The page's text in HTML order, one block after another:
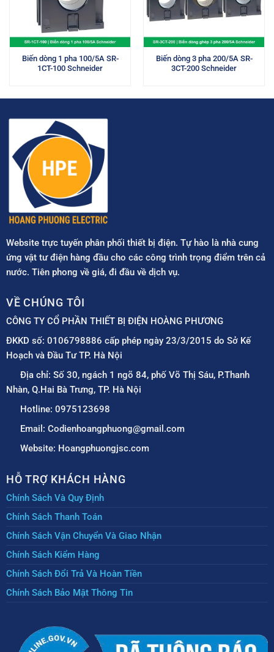
Biến dòng 1 pha 100/5A SR-
1CT-100 Schneider
Biến dòng 3 pha 200/5A SR-
3CT-200 Schneider
Website trực tuyến phân phối thiết bị điện. Tự hào là nhà cung
ứng vật tư điện hàng đầu cho các công trình trọng điểm trên cả
nước. Tiên phong về giá, đi đầu về dịch vụ.
VỀ CHÚNG TÔI
CÔNG TY CỔ PHẦN THIẾT BỊ ĐIỆN HOÀNG PHƯƠNG
ĐKKD số: 0106798886 cấp phép ngày 23/3/2015 do Sở Kế
Hoạch và Đầu Tư TP. Hà Nội
Địa chỉ: Số 30, ngách 1 ngõ 84, phố Võ Thị Sáu, P.Thanh
Nhàn, Q.Hai Bà Trưng, TP. Hà Nội
Hotline: 0975123698
Email: Codienhoangphuong@gmail.com
Website: Hoangphuongjsc.com
HỖ TRỢ KHÁCH HÀNG
Chính Sách Và Quy Định
Chính Sách Thanh Toán
Chính Sách Vận Chuyển Và Giao Nhận
Chính Sách Kiểm Hàng
Chính Sách Đổi Trả Và Hoàn Tiền
Chính Sách Bảo Mật Thông Tin